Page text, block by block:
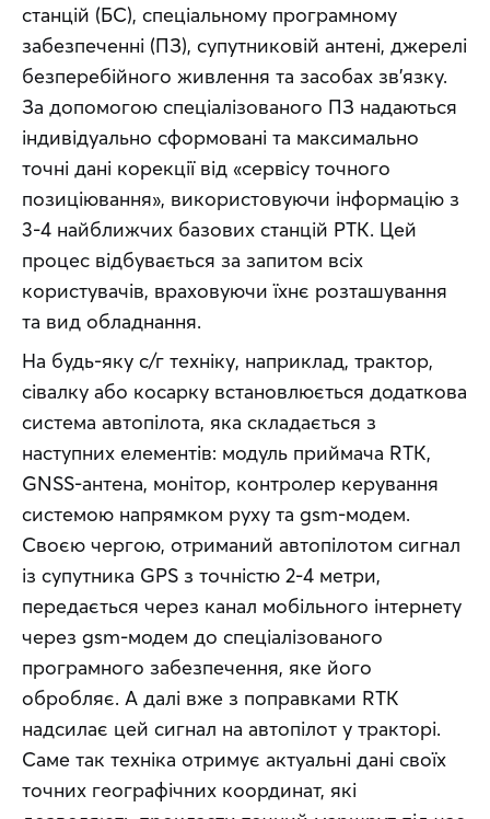
станцій (БС), спеціальному програмному
забезпеченні (ПЗ), супутниковій антені, джерелі
безперебійного живлення та засобах зв’язку.
За допомогою спеціалізованого ПЗ надаються
індивідуально сформовані та максимально
точні дані корекції від «сервісу точного
позиціювання», використовуючи інформацію з
3-4 найближчих базових станцій РТК. Цей
процес відбувається за запитом всіх
користувачів, враховуючи їхнє розташування
та вид обладнання.
На будь-яку с/г техніку, наприклад, трактор,
сівалку або косарку встановлюється додаткова
система автопілота, яка складається з
наступних елементів: модуль приймача RTK,
GNSS-антена, монітор, контролер керування
системою напрямком руху та gsm-модем.
Своєю чергою, отриманий автопілотом сигнал
із супутника GPS з точністю 2-4 метри,
передається через канал мобільного інтернету
через gsm-модем до спеціалізованого
програмного забезпечення, яке його
обробляє. А далі вже з поправками RTK
надсилає цей сигнал на автопілот у тракторі.
Саме так техніка отримує актуальні дані своїх
точних географічних координат, які